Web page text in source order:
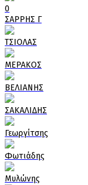
0
ΣΑΡΡΗΣ Γ
ΤΣΙΟΛΑΣ
ΜΕΡΑΚΟΣ
ΒΕΛΙΑΝΗΣ
ΣΑΚΑΛΙΔΗΣ
Γεωργίτσης
Φωτιάδης
Μυλώνης